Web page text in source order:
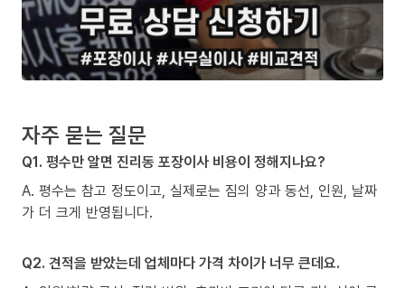
자주 묻는 질문
Q1. 평수만 알면 진리동 포장이사 비용이 정해지나요?
A. 평수는 참고 정도이고, 실제로는 짐의 양과 동선, 인원, 날짜
가 더 크게 반영됩니다.
Q2. 견적을 받았는데 업체마다 가격 차이가 너무 큰데요.